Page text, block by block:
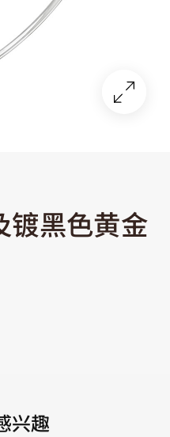
镀黑色黄金
兴趣